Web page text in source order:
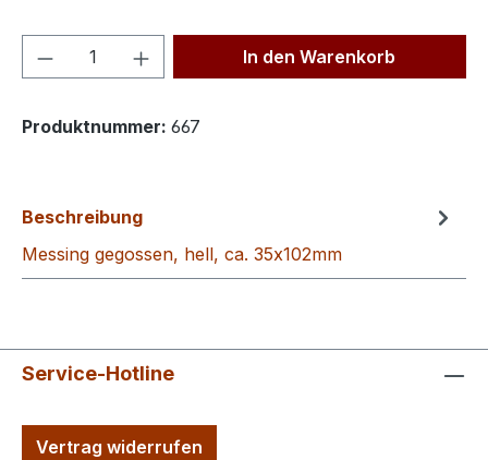
Produkt Anzahl: Gib denIn den Warenkorb
Produktnummer: 667
Beschreibung
Messing gegossen, hell, ca. 35x102mm
Service-Hotline
Vertrag widerrufen